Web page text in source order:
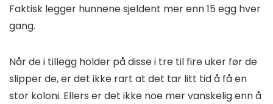
Faktisk legger hunnene sjeldent mer enn 15 egg hver
gang.
Når de i tillegg holder på disse i tre til fire uker før de
slipper de, er det ikke rart at det tar litt tid å få en
stor koloni. Ellers er det ikke noe mer vanskelig enn å